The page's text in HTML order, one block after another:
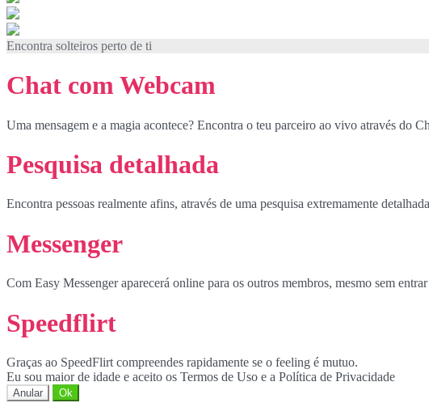
Encontra solteiros perto de ti
Chat com Webcam
Uma mensagem e a magia acontece? Encontra o teu parceiro ao vivo através do
Pesquisa detalhada
Encontra pessoas realmente afins, através de uma pesquisa extremamente
Messenger
Com Easy Messenger aparecerá online para os outros membros, mesmo sem
Speedflirt
Graças ao SpeedFlirt compreendes rapidamente se o feeling é mutuo.
Eu sou maior de idade e aceito os Termos de Uso e a Política de Privacidade
Anular Ok